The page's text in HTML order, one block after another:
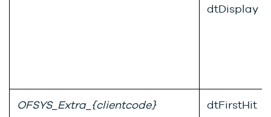
dtDisplay
OFSYS_Extra_{clientcode} dtFirstHit